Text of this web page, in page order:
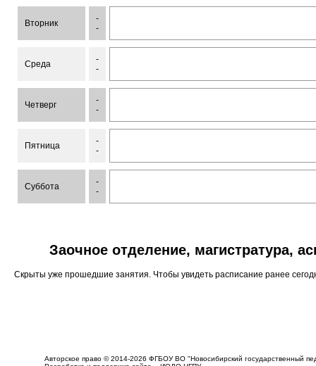
Вторник
-
-
Среда
-
-
Четверг
-
-
Пятница
-
-
Суббота
-
-
Заочное отделение, магистратура,
Скрыты уже прошедшие занятия. Чтобы увидеть расписание ранее
Авторское право © 2014-2026 ФГБОУ ВО "Новосибирский государственный